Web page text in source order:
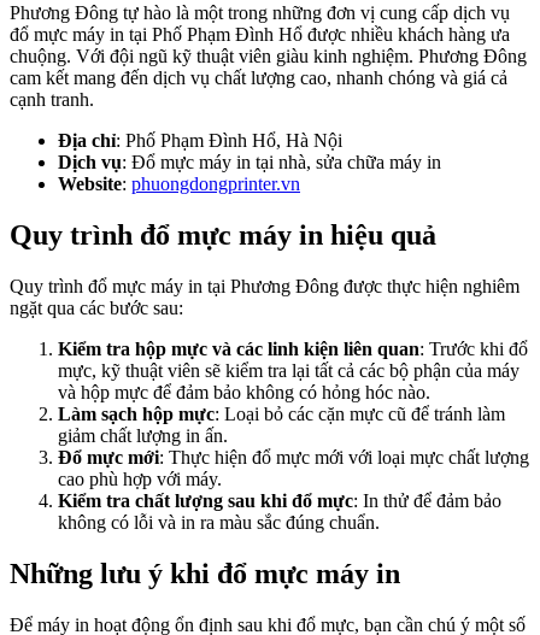
Phương Đông tự hào là một trong những đơn vị cung cấp dịch vụ
đổ mực máy in tại Phố Phạm Đình Hổ được nhiều khách hàng ưa
chuộng. Với đội ngũ kỹ thuật viên giàu kinh nghiệm. Phương Đông
cam kết mang đến dịch vụ chất lượng cao, nhanh chóng và giá cả
cạnh tranh.
Địa chỉ: Phố Phạm Đình Hổ, Hà Nội
Dịch vụ: Đổ mực máy in tại nhà, sửa chữa máy in
Website: phuongdongprinter.vn
Quy trình đổ mực máy in hiệu quả
Quy trình đổ mực máy in tại Phương Đông được thực hiện nghiêm
ngặt qua các bước sau:
Kiểm tra hộp mực và các linh kiện liên quan: Trước khi đổ
mực, kỹ thuật viên sẽ kiểm tra lại tất cả các bộ phận của máy
và hộp mực để đảm bảo không có hỏng hóc nào.
Làm sạch hộp mực: Loại bỏ các cặn mực cũ để tránh làm
giảm chất lượng in ấn.
Đổ mực mới: Thực hiện đổ mực mới với loại mực chất lượng
cao phù hợp với máy.
Kiểm tra chất lượng sau khi đổ mực: In thử để đảm bảo
không có lỗi và in ra màu sắc đúng chuẩn.
Những lưu ý khi đổ mực máy in
Để máy in hoạt động ổn định sau khi đổ mực, bạn cần chú ý một số